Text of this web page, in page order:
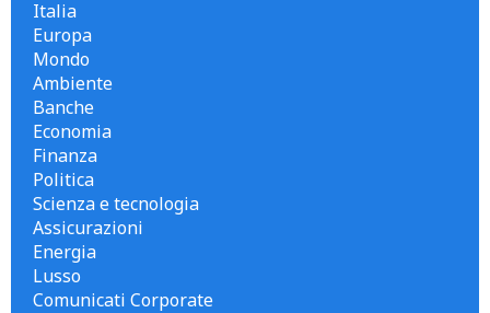
Italia
Europa
Mondo
Ambiente
Banche
Economia
Finanza
Politica
Scienza e tecnologia
Assicurazioni
Energia
Lusso
Comunicati Corporate